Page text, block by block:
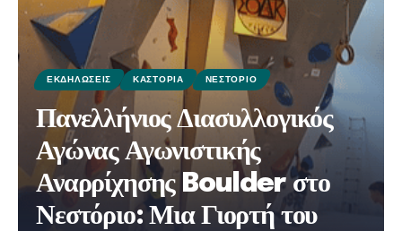
ΕΚΔΗΛΏΣΕΙΣ ΚΑΣΤΟΡΙΆ ΝΕΣΤΌΡΙΟ
Πανελλήνιος Διασυλλογικός
Αγώνας Αγωνιστικής
Αναρρίχησης Boulder στο
Νεστόριο: Μια Γιορτή του